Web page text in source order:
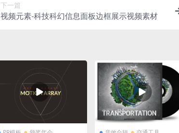
下一篇
视频元素-科技科幻信息面板边框展示视频素材